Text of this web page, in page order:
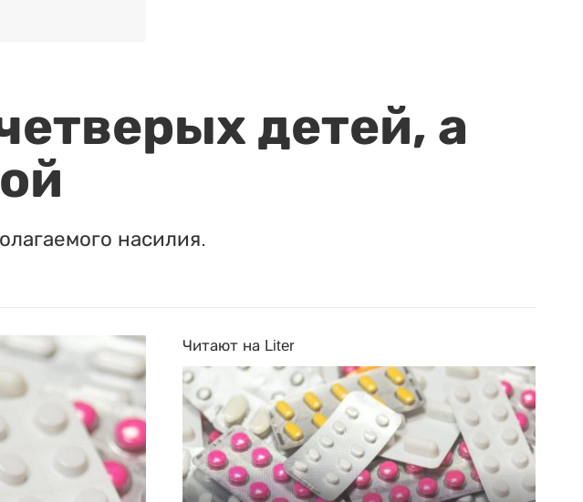
детей, а
насилия.
Читают на Liter